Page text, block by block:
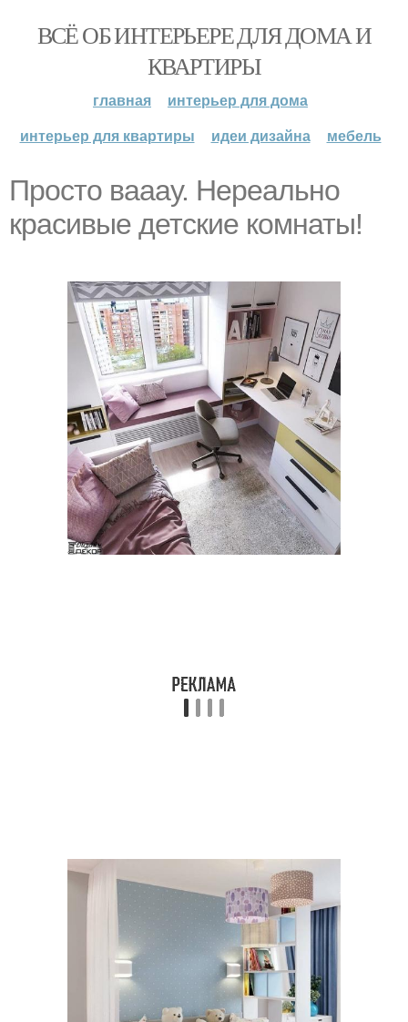
ВСЁ ОБ ИНТЕРЬЕРЕ ДЛЯ ДОМА И
КВАРТИРЫ
главная
интерьер для дома
интерьер для квартиры
идеи дизайна мебель
Просто вааау. Нереально
красивые детские комнаты!